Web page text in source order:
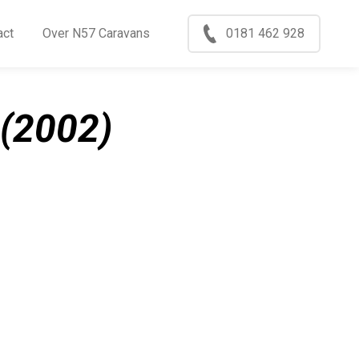
Over N57 Caravans 0181 462 928